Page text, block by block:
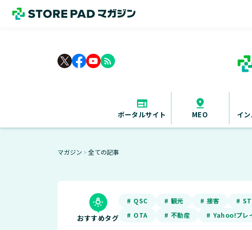
rss_feed
ポータルサイト MEO イ
マガジン ＞ 全ての記事
おすすめタグ
# QSC # 観光 # 接客 #
# OTA
# 不動産 # Yahoo!プレ